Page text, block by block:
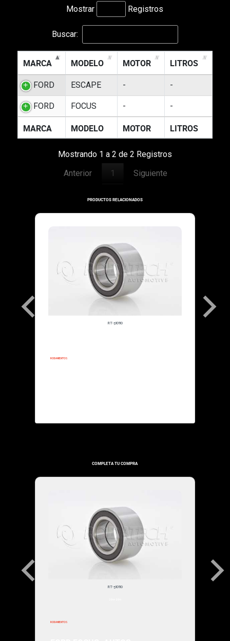
Mostrar Registros
Buscar:
MARCA MODELO MOTOR LITROS
FORD ESCAPE - -
FORD FOCUS - -
MARCA MODELO MOTOR LITROS
Mostrando 1 a 2 de 2 Registros
Anterior
1 Siguiente
PRODUCTOS RELACIONADOS
RT-510110
RODAMIENTOS
COMPLETA TU COMPRA
RT-510110
RODAMIENTOS